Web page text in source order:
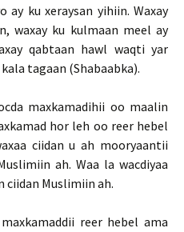
ay ku xeraysan yihiin. Waxay
waxay ku kulmaan meel ay
qabtaan hawl waqti yar
tagaan (Shabaabka).
maxkamadihii oo maalin
hor leh oo reer hebel
ciidan u ah mooryaantii
ah. Waa la wacdiyaa
ciidan Muslimiin ah.
reer hebel ama